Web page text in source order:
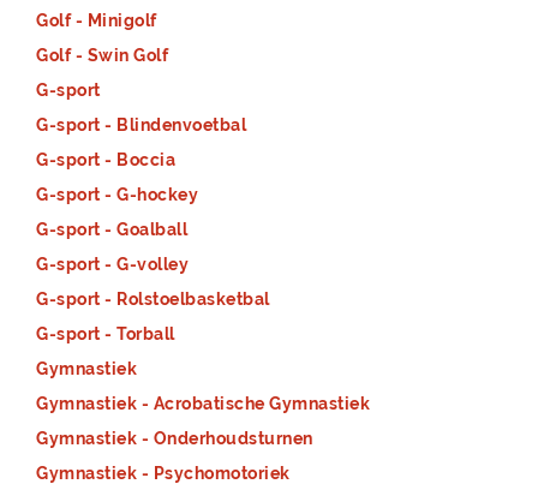
Golf - Minigolf
Golf - Swin Golf
G-sport
G-sport - Blindenvoetbal
G-sport - Boccia
G-sport - G-hockey
G-sport - Goalball
G-sport - G-volley
G-sport - Rolstoelbasketbal
G-sport - Torball
Gymnastiek
Gymnastiek - Acrobatische Gymnastiek
Gymnastiek - Onderhoudsturnen
Gymnastiek - Psychomotoriek